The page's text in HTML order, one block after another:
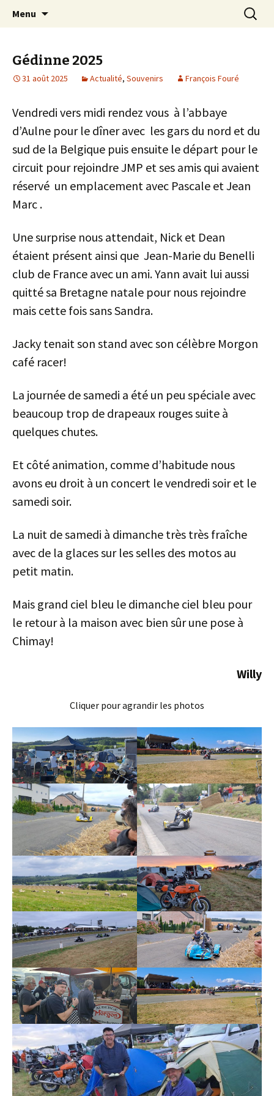
Laverda Club de France
Pour que vive une passion italienne
Menu
Gédinne 2025
31 août 2025 Actualité, Souvenirs François Fouré
Vendredi vers midi rendez vous à l’abbaye
d’Aulne pour le dîner avec les gars du nord et du
sud de la Belgique puis ensuite le départ pour le
circuit pour rejoindre JMP et ses amis qui avaient
réservé un emplacement avec Pascale et Jean
Marc .
Une surprise nous attendait, Nick et Dean
étaient présent ainsi que Jean-Marie du Benelli
club de France avec un ami. Yann avait lui aussi
quitté sa Bretagne natale pour nous rejoindre
mais cette fois sans Sandra.
Jacky tenait son stand avec son célèbre Morgon
café racer!
La journée de samedi a été un peu spéciale avec
beaucoup trop de drapeaux rouges suite à
quelques chutes.
Et côté animation, comme d’habitude nous
avons eu droit à un concert le vendredi soir et le
samedi soir.
La nuit de samedi à dimanche très très fraîche
avec de la glaces sur les selles des motos au
petit matin.
Mais grand ciel bleu le dimanche ciel bleu pour
le retour à la maison avec bien sûr une pose à
Chimay!
Willy
Cliquer pour agrandir les photos